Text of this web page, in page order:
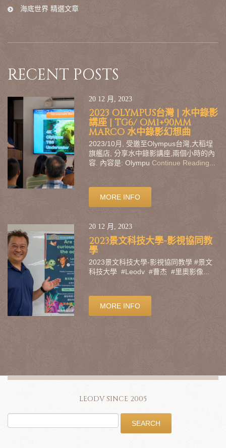
海底世界 精選文章
RECENT POSTS
20 12 月, 2023
2023 OLYMPUS台灣 | 水中錄影
講座 | TG6/ OM1+90MM
MARCO 水中錄影幻想曲
2023/10月, 受邀至Olympus台灣,大稻埕
旗艦店, 分享水中錄影講座,兩個小時的內
容. 內容是: Olympu Continue Reading
MORE INFO
20 12 月, 2023
2023景文科技大學-影視協同教
學
2023景文科技大學-影視協同教學 #景文
科技大學 #Leodv #曹杰 #里奧影像...
MORE INFO
LEODV SINCE 2005